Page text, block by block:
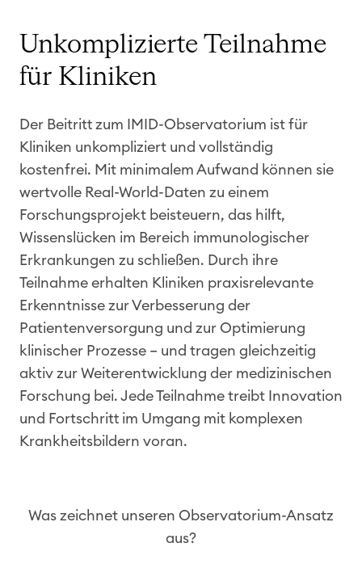
Unkomplizierte Teilnahme
für Kliniken
Der Beitritt zum IMID-Observatorium ist für
Kliniken unkompliziert und vollständig
kostenfrei. Mit minimalem Aufwand können sie
wertvolle Real-World-Daten zu einem
Forschungsprojekt beisteuern, das hilft,
Wissenslücken im Bereich immunologischer
Erkrankungen zu schließen. Durch ihre
Teilnahme erhalten Kliniken praxisrelevante
Erkenntnisse zur Verbesserung der
Patientenversorgung und zur Optimierung
klinischer Prozesse – und tragen gleichzeitig
aktiv zur Weiterentwicklung der medizinischen
Forschung bei. Jede Teilnahme treibt Innovation
und Fortschritt im Umgang mit komplexen
Krankheitsbildern voran.
Was zeichnet unseren Observatorium-Ansatz
aus?